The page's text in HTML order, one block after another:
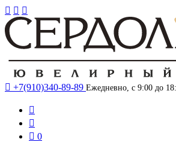
  
 +7(910)340-89-89 Ежедневно, с 9:00 до


 0